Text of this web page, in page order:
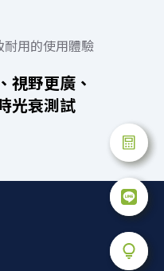
耐用的使用體驗
視野更廣、
光衰測試